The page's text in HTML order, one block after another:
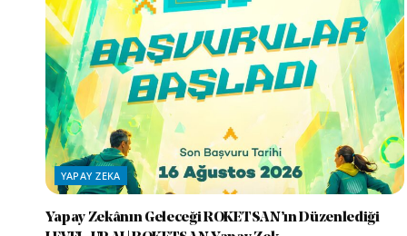
YAPAY ZEKA
Yapay Zekânın Geleceği ROKETSAN’ın Düzenlediği